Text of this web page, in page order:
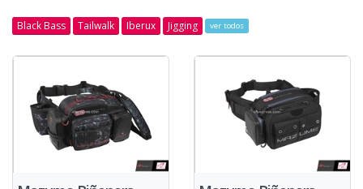
Black Bass Tailwalk Iberux Jigging ver todos